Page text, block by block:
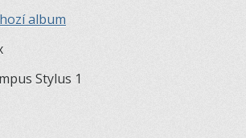
album
Stylus 1